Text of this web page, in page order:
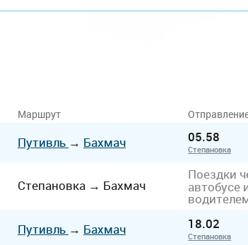
Маршрут
Путивль → Бахмач 05.58
Степановка
Степановка → Бахмач
Поездки
автобусе
Путивль → Бахмач 18.02
Степановка